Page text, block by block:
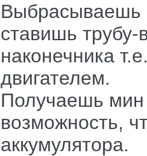
Выбрасываешь
ставишь трубу-
наконечника
двигателем.
Получаешь мин
возможность,
аккумулятора.